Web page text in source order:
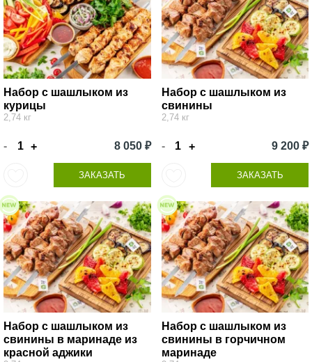
Набор с шашлыком из
курицы
2,74 кг
- + 8 050 ₽
ЗАКАЗАТЬ
Набор с шашлыком из
свинины
2,74 кг
- + 9 200 ₽
ЗАКАЗАТЬ
Набор с шашлыком из
свинины в маринаде из
красной аджики
Набор с шашлыком из
свинины в горчичном
маринаде